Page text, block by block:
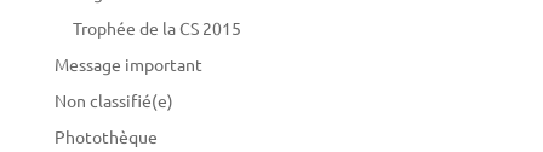
Trophée de la CS 2015
Message important
Non classifié(e)
Photothèque